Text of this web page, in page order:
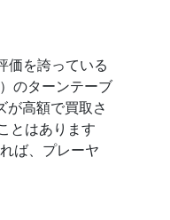
価を誇っている
のターンテーブ
が高額で買取さ
とはあります
ば、プレーヤ